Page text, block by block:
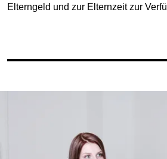
Elterngeld und zur Elternzeit zur